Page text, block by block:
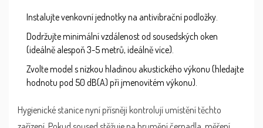
Instalujte venkovní jednotky na antivibrační podložky.
Dodržujte minimální vzdálenost od sousedských oken
(ideálně alespoň 3-5 metrů, ideálně více).
Zvolte model s nízkou hladinou akustického výkonu (hledajte
hodnotu pod 50 dB(A) při jmenovitém výkonu).
Hygienické stanice nyní přísněji kontrolují umístění těchto